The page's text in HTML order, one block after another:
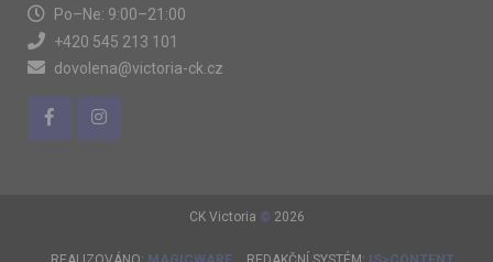
Po–Ne: 9:00–21:00
+420 545 213 101
dovolena@victoria-ck.cz
CK Victoria © 2026